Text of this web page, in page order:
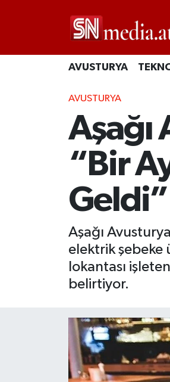
AVUSTURYA
AVUSTURYA
Aşağı
“Bir
Geldi”
Aşağı
elektrik şebeke
lokantası
belirtiyor.